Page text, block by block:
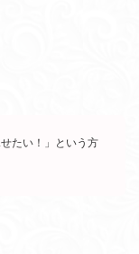
たい！」という方